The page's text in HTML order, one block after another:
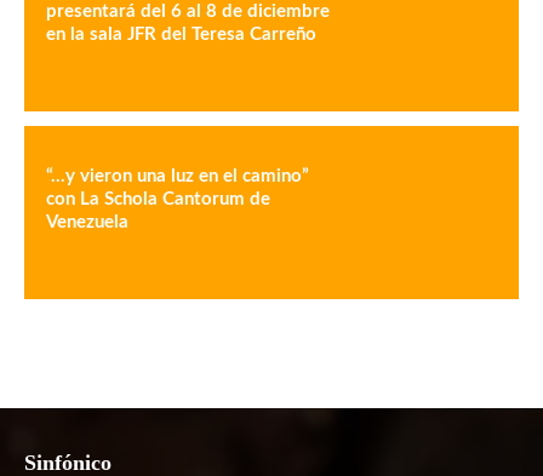
presentará del 6 al 8 de diciembre
en la sala JFR del Teresa Carreño
“…y vieron una luz en el camino”
con La Schola Cantorum de
Venezuela
Sinfónico